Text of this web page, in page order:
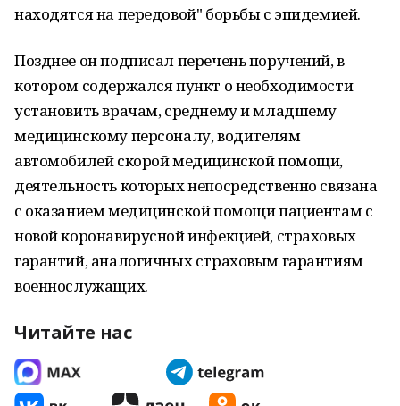
находятся на передовой" борьбы с эпидемией.
Позднее он подписал перечень поручений, в
котором содержался пункт о необходимости
установить врачам, среднему и младшему
медицинскому персоналу, водителям
автомобилей скорой медицинской помощи,
деятельность которых непосредственно связана
с оказанием медицинской помощи пациентам с
новой коронавирусной инфекцией, страховых
гарантий, аналогичных страховым гарантиям
военнослужащих.
Читайте нас